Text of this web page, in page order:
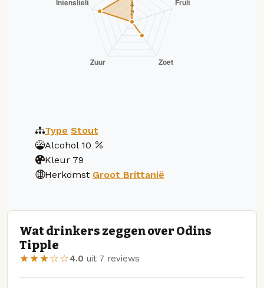
Type Stout
Alcohol 10
Kleur 79
Herkomst Groot Brittanië
Wat drinkers zeggen over Odins
Tipple
★★★☆☆4.0 uit 7 reviews